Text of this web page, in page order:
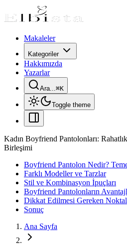
Makaleler
Kategoriler
Hakkımızda
Yazarlar
Ara...⌘K
Toggle theme
Kadın Boyfriend Pantolonları:
Birleşimi
Boyfriend Pantolon Nedir?
Farklı Modeller ve Tarzlar
Stil ve Kombinasyon İpuçları
Boyfriend Pantolonların
Dikkat Edilmesi Gereken
Sonuç
Ana Sayfa